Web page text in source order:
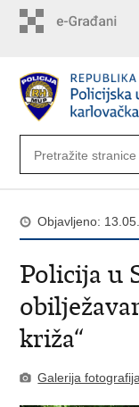
Objavljeno:
Policija u
križa“
Galerija fotografija